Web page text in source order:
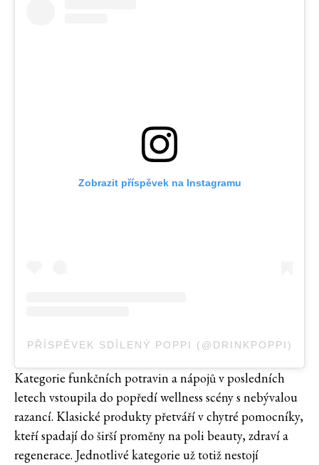
Zobrazit příspěvek na Instagramu
PŘÍSPĚVEK SDÍLENÝ POPPI (@DRINKPOPPI)
Kategorie funkčních potravin a nápojů v posledních
letech vstoupila do popředí wellness scény s nebývalou
razancí. Klasické produkty přetváří v chytré pomocníky,
kteří spadají do širší proměny na poli beauty, zdraví a
regenerace. Jednotlivé kategorie už totiž nestojí